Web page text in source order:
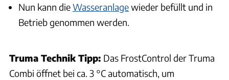
Nun kann dieWasseranlagewieder befüllt und in
Betrieb genommen werden.
Truma Technik Tipp: Das FrostControl der Truma
Combi öffnet bei ca. 3 °C automatisch, um